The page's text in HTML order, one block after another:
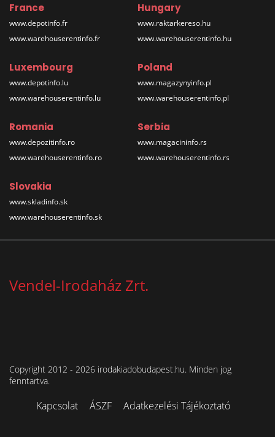
France
www.depotinfo.fr
www.warehouserentinfo.fr
Hungary
www.raktarkereso.hu
www.warehouserentinfo.hu
Luxembourg
www.depotinfo.lu
www.warehouserentinfo.lu
Poland
www.magazynyinfo.pl
www.warehouserentinfo.pl
Romania
www.depozitinfo.ro
www.warehouserentinfo.ro
Serbia
www.magacininfo.rs
www.warehouserentinfo.rs
Slovakia
www.skladinfo.sk
www.warehouserentinfo.sk
Vendel-Irodaház Zrt.
Copyright 2012 - 2026 irodakiadobudapest.hu. Minden jog
fenntartva.
Kapcsolat ÁSZF Adatkezelési Tájékoztató